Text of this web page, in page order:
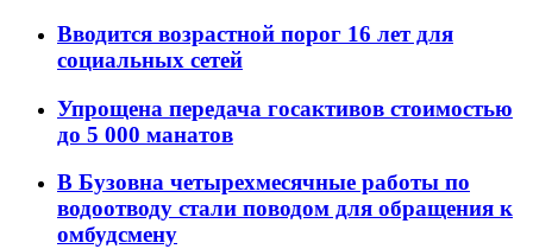
Вводится возрастной порог 16 лет для
социальных сетей
Упрощена передача госактивов стоимостью
до 5 000 манатов
В Бузовна четырехмесячные работы по
водоотводу стали поводом для обращения к
омбудсмену